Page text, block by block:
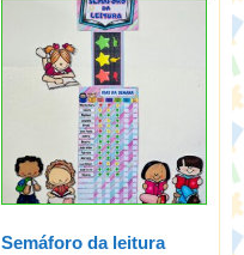
Semáforo da leitura